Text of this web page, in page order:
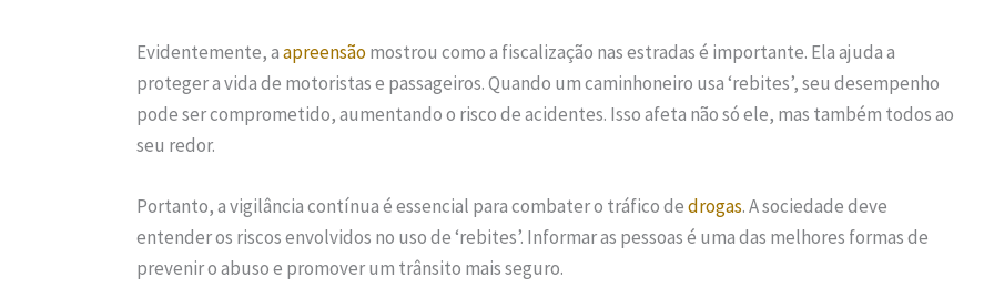
Evidentemente, aapreensãomostrou como a fiscalização nas estradas é importante. Ela ajuda a
proteger a vida de motoristas e passageiros. Quando um caminhoneiro usa ‘rebites’, seu desempenho
pode ser comprometido, aumentando o risco de acidentes. Isso afeta não só ele, mas também todos ao
seu redor.
Portanto, a vigilância contínua é essencial para combater o tráfico dedrogas. A sociedade deve
entender os riscos envolvidos no uso de ‘rebites’. Informar as pessoas é uma das melhores formas de
prevenir o abuso e promover um trânsito mais seguro.